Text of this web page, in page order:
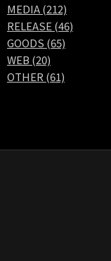
MEDIA (212)
RELEASE (46)
GOODS (65)
WEB (20)
OTHER (61)